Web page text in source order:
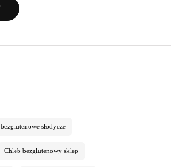
bezglutenowe słodycze
Chleb bezglutenowy sklep